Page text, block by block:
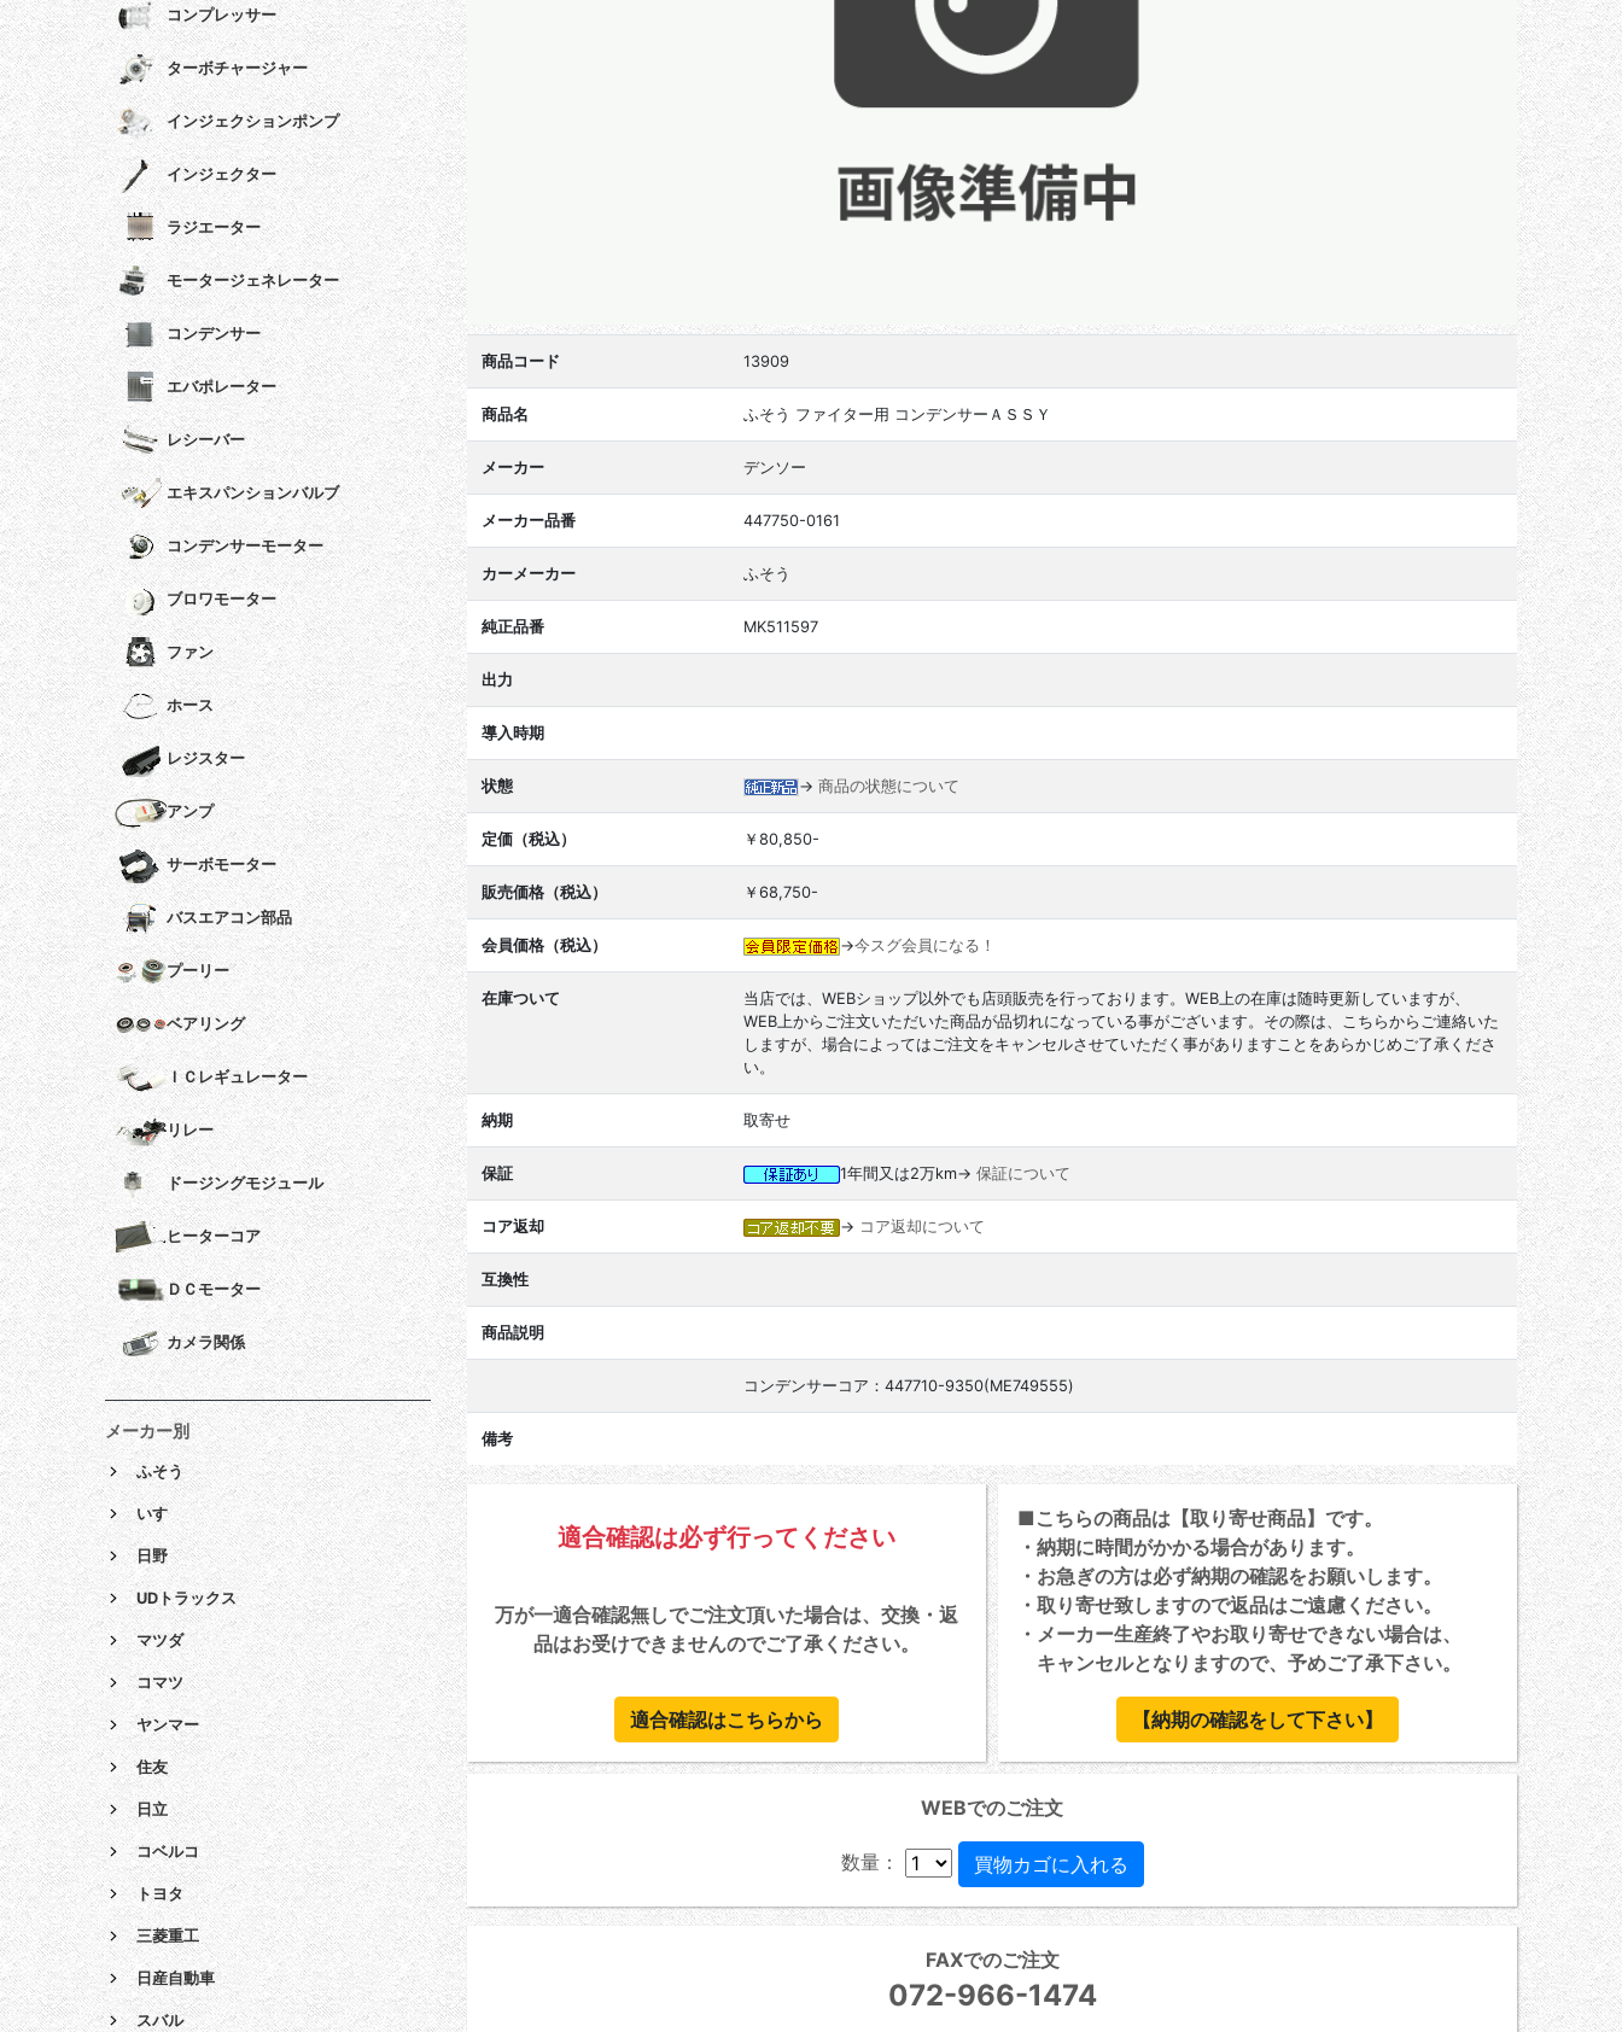
商品コード 13909
商品名 ふそう ファイター用 コンデンサーＡＳＳＹ
メーカー デンソー
メーカー品番 447750-0161
カーメーカー ふそう
純正品番 MK511597
出力
導入時期
状態 → 商品の状態について
定価（税込） ￥80,850-
販売価格（税込） ￥68,750-
会員価格（税込） →今スグ会員になる！
在庫ついて
当店では、WEBショップ以外でも店頭販売を行っております。WEB上の在庫は随時更新していますが、
WEB上からご注文いただいた商品が品切れになっている事がございます。その際は、こちらからご連絡いた
しますが、場合によってはご注文をキャンセルさせていただく事がありますことをあらかじめご了承くださ
い。
納期 取寄せ
保証 1年間又は2万km→ 保証について
コア返却 → コア返却について
互換性
商品説明
コンデンサーコア：447710-9350(ME749555)
備考
適合確認は必ず行ってください
万が一適合確認無しでご注文頂いた場合は、交換・返
品はお受けできませんのでご了承ください。
適合確認はこちらから
■こちらの商品は【取り寄せ商品】です。
・納期に時間がかかる場合があります。
・お急ぎの方は必ず納期の確認をお願いします。
・取り寄せ致しますので返品はご遠慮ください。
・メーカー生産終了やお取り寄せできない場合は、
キャンセルとなりますので、予めご了承下さい。
【納期の確認をして下さい】
WEBでのご注文
数量：
FAXでのご注文
072-966-1474
コンプレッサー
ターボチャージャー
インジェクションポンプ
インジェクター
ラジエーター
モータージェネレーター
コンデンサー
エバポレーター
レシーバー
エキスパンションバルブ
コンデンサーモーター
ブロワモーター
ファン
ホース
レジスター
アンプ
サーボモーター
バスエアコン部品
プーリー
ベアリング
ＩＣレギュレーター
リレー
ドージングモジュール
ヒーターコア
ＤＣモーター
カメラ関係
メーカー別
ふそう
いすゞ
日野
UDトラックス
マツダ
コマツ
ヤンマー
住友
日立
コベルコ
トヨタ
三菱重工
日産自動車
スバル